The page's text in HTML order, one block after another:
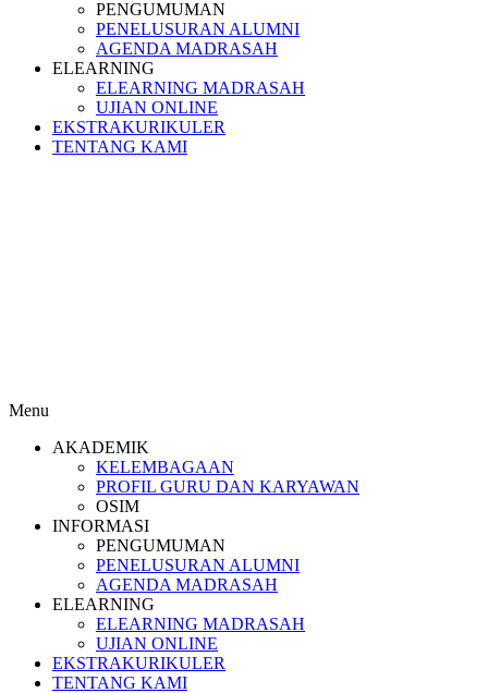
PENGUMUMAN
PENELUSURAN ALUMNI
AGENDA MADRASAH
ELEARNING
ELEARNING MADRASAH
UJIAN ONLINE
EKSTRAKURIKULER
TENTANG KAMI
Menu
AKADEMIK
KELEMBAGAAN
PROFIL GURU DAN KARYAWAN
OSIM
INFORMASI
PENGUMUMAN
PENELUSURAN ALUMNI
AGENDA MADRASAH
ELEARNING
ELEARNING MADRASAH
UJIAN ONLINE
EKSTRAKURIKULER
TENTANG KAMI